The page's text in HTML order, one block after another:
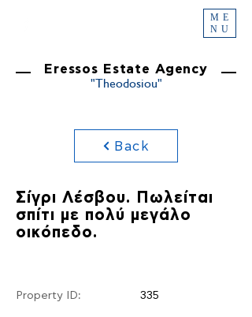
Eressos Estate Agency
"Theodosiou"
ME
NU
Back
Σίγρι Λέσβου. Πωλείται
σπίτι με πολύ μεγάλο
οικόπεδο.
Property ID: 335